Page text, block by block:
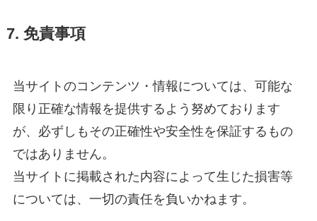
7. 免責事項
当サイトのコンテンツ・情報については、可能な
限り正確な情報を提供するよう努めております
が、必ずしもその正確性や安全性を保証するもの
ではありません。
当サイトに掲載された内容によって生じた損害等
については、一切の責任を負いかねます。